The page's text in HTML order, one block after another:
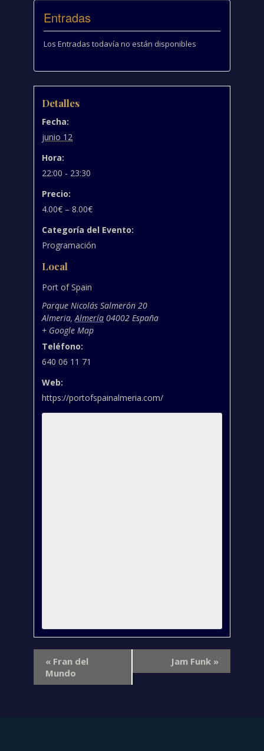
Entradas
Los Entradas todavía no están disponibles
Detalles
Fecha:
junio 12
Hora:
22:00 - 23:30
Precio:
4.00€ – 8.00€
Categoría del Evento:
Programación
Local
Port of Spain
Parque Nicolás Salmerón 20
Almeria, Almería 04002 España
+ Google Map
Teléfono:
640 06 11 71
Web:
https://portofspainalmeria.com/
«Fran del
Mundo
Jam Funk »